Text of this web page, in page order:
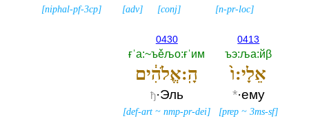
[n-pr-loc]
[conj]
[adv]
[niphal-pf-3cp]
0413
ъэ:ља:йβ
אֵלָי:ו֙
*·ему
[prep ~3ms-sf]
0430
ғˈа:~ъěљо:ғˈим
הָֽ:אֱלֹהִ֔ים
ђ·Эль
[def-art ~nmp-pr-dei]